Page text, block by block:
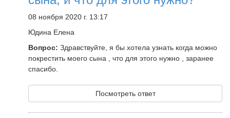
08 ноября 2020 г. 13:17
Юдина Елена
Вопрос: Здравствуйте, я бы хотела узнать когда можно
покрестить моего сына , что для этого нужно , заранее
спасибо.
Посмотреть ответ